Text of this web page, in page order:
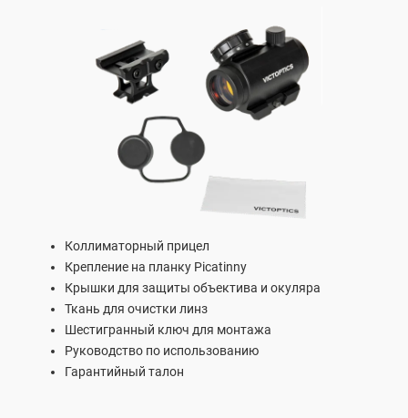
Коллиматорный прицел
Крепление на планку Picatinny
Крышки для защиты объектива и окуляра
Ткань для очистки линз
Шестигранный ключ для монтажа
Руководство по использованию
Гарантийный талон